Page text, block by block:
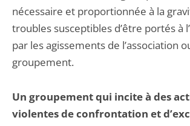
nécessaire et proportionnée à la
troubles susceptibles d’être portés à
par les agissements de l’association
groupement.
Un groupement qui incite à des
violentes de confrontation et